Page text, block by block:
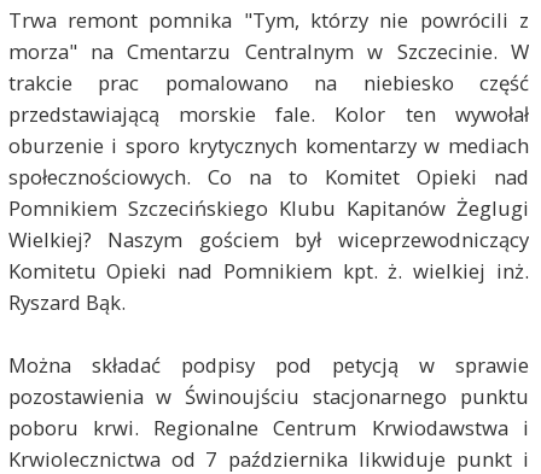
Trwa remont pomnika "Tym, którzy nie powrócili z
morza" na Cmentarzu Centralnym w Szczecinie. W
trakcie prac pomalowano na niebiesko część
przedstawiającą morskie fale. Kolor ten wywołał
oburzenie i sporo krytycznych komentarzy w mediach
społecznościowych. Co na to Komitet Opieki nad
Pomnikiem Szczecińskiego Klubu Kapitanów Żeglugi
Wielkiej? Naszym gościem był wiceprzewodniczący
Komitetu Opieki nad Pomnikiem kpt. ż. wielkiej inż.
Ryszard Bąk.
Można składać podpisy pod petycją w sprawie
pozostawienia w Świnoujściu stacjonarnego punktu
poboru krwi. Regionalne Centrum Krwiodawstwa i
Krwiolecznictwa od 7 października likwiduje punkt i